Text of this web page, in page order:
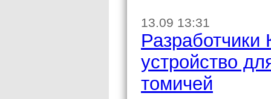
13.09 13:31
устройство
томичей